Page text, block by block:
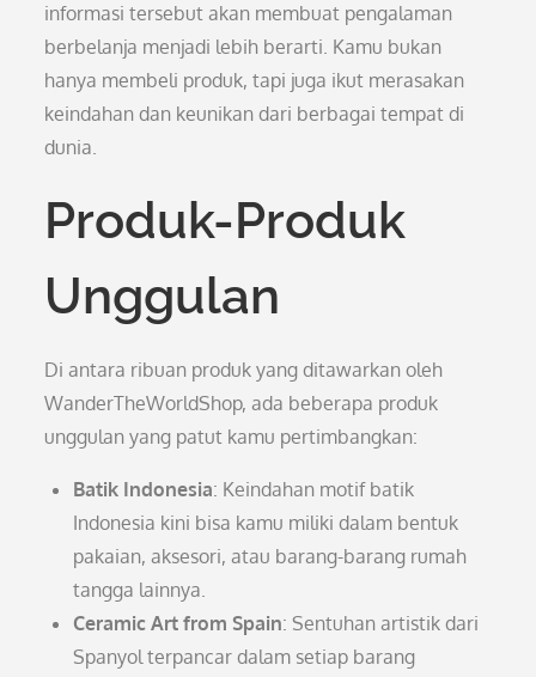
informasi tersebut akan membuat pengalaman
berbelanja menjadi lebih berarti. Kamu bukan
hanya membeli produk, tapi juga ikut merasakan
keindahan dan keunikan dari berbagai tempat di
dunia.
Produk-Produk
Unggulan
Di antara ribuan produk yang ditawarkan oleh
WanderTheWorldShop, ada beberapa produk
unggulan yang patut kamu pertimbangkan:
Batik Indonesia: Keindahan motif batik
Indonesia kini bisa kamu miliki dalam bentuk
pakaian, aksesori, atau barang-barang rumah
tangga lainnya.
Ceramic Art from Spain: Sentuhan artistik dari
Spanyol terpancar dalam setiap barang